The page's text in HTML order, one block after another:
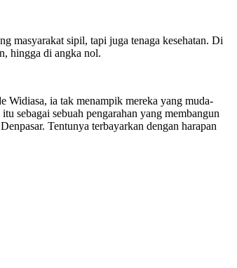
masyarakat sipil, tapi juga tenaga kesehatan. Di
hingga di angka nol.
Widiasa, ia tak menampik mereka yang muda-
sebagai sebuah pengarahan yang membangun
Tentunya terbayarkan dengan harapan